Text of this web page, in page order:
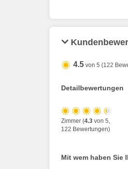
4.5 von 5 (122
Detailbewertungen
Zimmer (4.3 von 5,
122 Bewertungen)
Mit wem haben Sie